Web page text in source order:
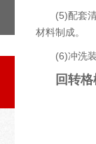
(5)配套
材料制成
(6)冲洗
回转